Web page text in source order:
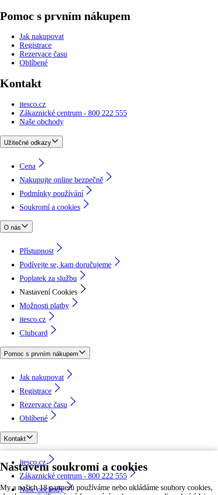
Nastavení soukromí a cookies
My a našich 18 partnerů používáme nebo ukládáme soubory cookies,
Pomoc s prvním nákupem
Jak nakupovat
Registrace
Rezervace času
Oblíbené
Kontakt
itesco.cz
Zákaznické centrum - 800 222 555
Naše obchody
Užitečné odkazy
Cena
Nakupujte online bezpečně
Podmínky používání
Soukromí a cookies
O nás
Přístupnost
Podívejte se, kam doručujeme
Poplatek za službu
Nastavení Cookies
Možnosti platby
itesco.cz
Clubcard
Pomoc s prvním nákupem
Jak nakupovat
Registrace
Rezervace času
Oblíbené
Kontakt
itesco.cz
Zákaznické centrum - 800 222 555
Naše obchody